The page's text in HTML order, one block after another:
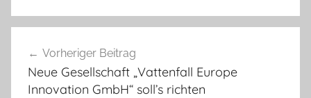
Vorheriger Beitrag
Neue Gesellschaft „Vattenfall Europe
Innovation GmbH“ soll’s richten